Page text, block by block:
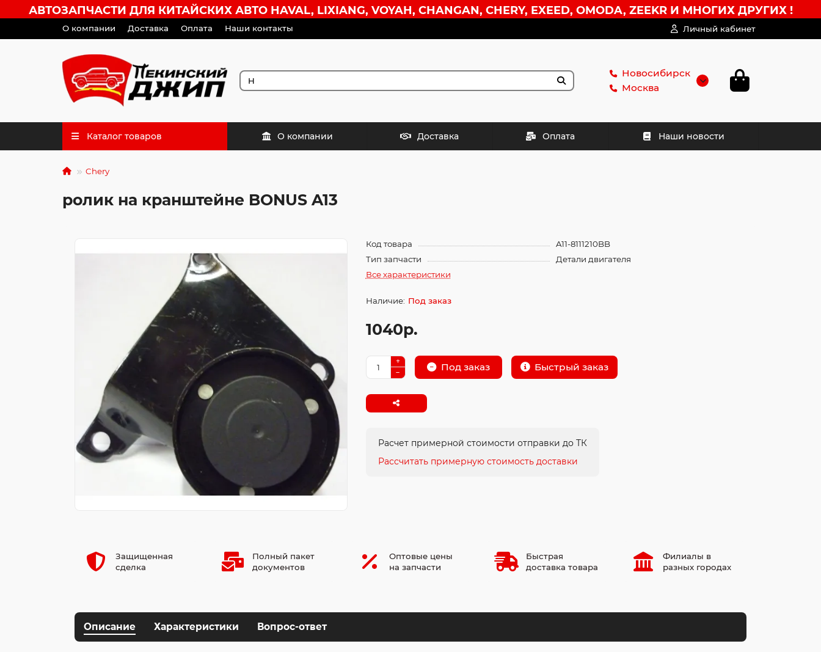
АВТОЗАПЧАСТИ ДЛЯ КИТАЙСКИХ АВТО HAVAL, LIXIANG, VOYAH, CHANGAN, CHERY, EXEED, OMODA, ZEEKR И МНОГИХ ДРУГИХ !
О компании Доставка Оплата Наши контакты Личный кабинет
Новосибирск
Москва
Каталог товаров О компании Доставка Оплата Наши новости
Chery
ролик на кранштейне BONUS A13
Код товара
A11-8111210BB
Тип запчасти
Детали двигателя
Все характеристики
Под заказ
1040р.
Под заказ Быстрый заказ
Расчет примерной стоимости отправки до ТК
Рассчитать примерную стоимость доставки
Защищенная
сделка
Полный пакет
документов
Оптовые цены
на запчасти
Быстрая
доставка товара
Филиалы в
разных городах
Описание Характеристики Вопрос-ответ